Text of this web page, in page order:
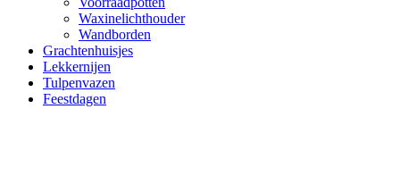
Waxinelichthouder
Wandborden
Grachtenhuisjes
Lekkernijen
Tulpenvazen
Feestdagen